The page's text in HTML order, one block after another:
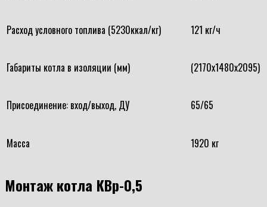
Расход условного топлива (5230ккал/кг) 121 кг/ч
Габариты котла в изоляции (мм) (2170х1480х2095)
Присоединение: вход/выход, ДУ 65/65
Масса 1920 кг
Монтаж котла КВр-0,5